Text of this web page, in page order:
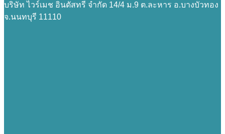
บริษัท ไวร์เมช อินดัสทรี จำกัด 14/4 ม.9 ต.ละหาร อ.บางบัวทอง
จ.นนทบุรี 11110